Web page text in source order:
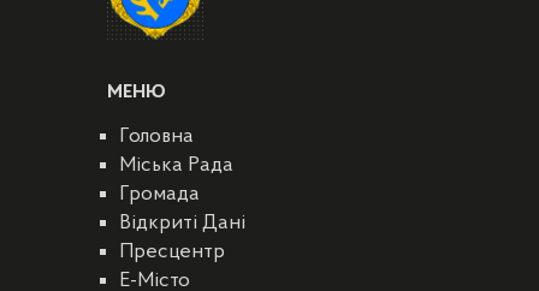
МЕНЮ
Головна
Міська Рада
Громада
Відкриті Дані
Пресцентр
E-Місто